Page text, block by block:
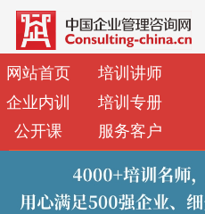
网站首页 培训讲师
企业内训
培训专册
公开课
服务客户